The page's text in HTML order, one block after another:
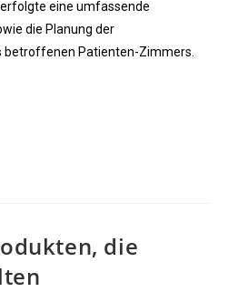
eine umfassende
die Planung der
betroffenen Patienten-Zimmers.
die